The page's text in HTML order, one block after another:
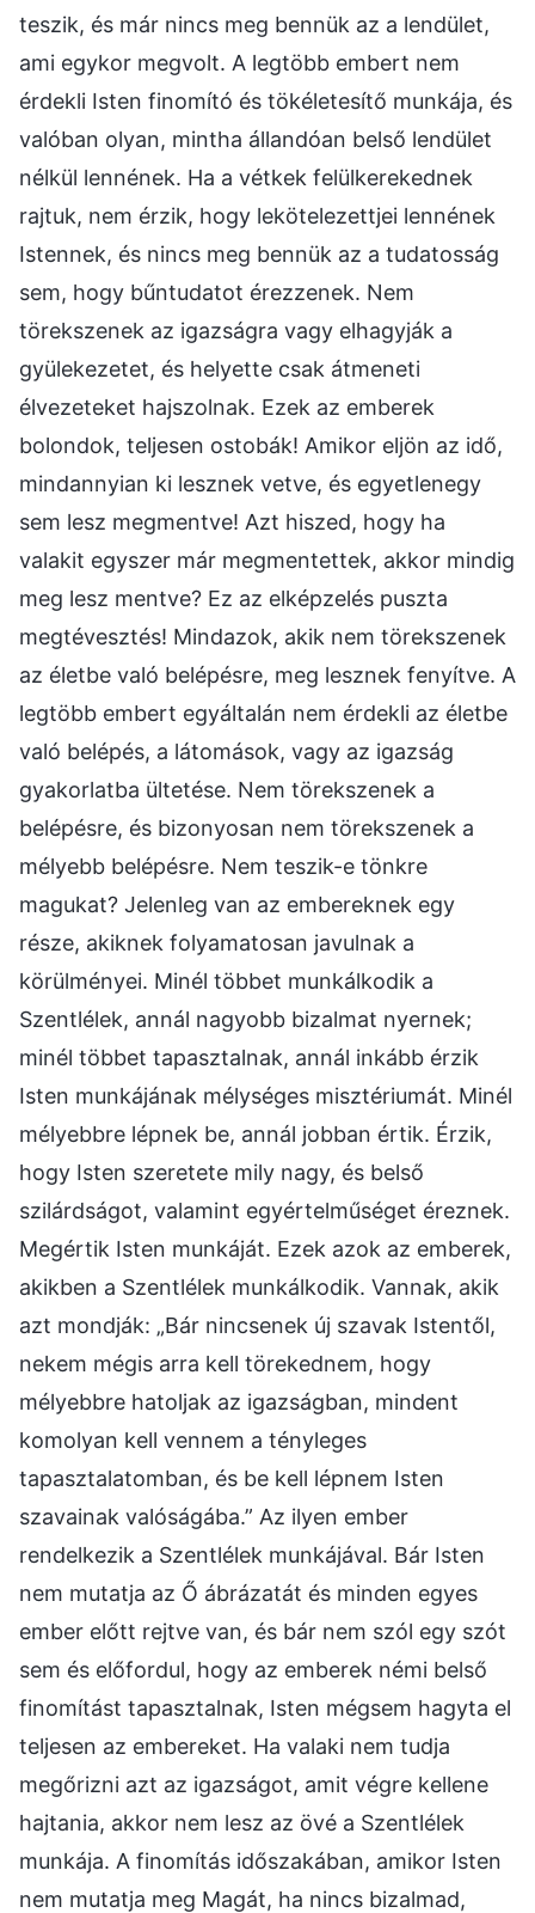
teszik, és már nincs meg bennük az a lendület,
ami egykor megvolt. A legtöbb embert nem
érdekli Isten finomító és tökéletesítő munkája, és
valóban olyan, mintha állandóan belső lendület
nélkül lennének. Ha a vétkek felülkerekednek
rajtuk, nem érzik, hogy lekötelezettjei lennének
Istennek, és nincs meg bennük az a tudatosság
sem, hogy bűntudatot érezzenek. Nem
törekszenek az igazságra vagy elhagyják a
gyülekezetet, és helyette csak átmeneti
élvezeteket hajszolnak. Ezek az emberek
bolondok, teljesen ostobák! Amikor eljön az idő,
mindannyian ki lesznek vetve, és egyetlenegy
sem lesz megmentve! Azt hiszed, hogy ha
valakit egyszer már megmentettek, akkor mindig
meg lesz mentve? Ez az elképzelés puszta
megtévesztés! Mindazok, akik nem törekszenek
az életbe való belépésre, meg lesznek fenyítve. A
legtöbb embert egyáltalán nem érdekli az életbe
való belépés, a látomások, vagy az igazság
gyakorlatba ültetése. Nem törekszenek a
belépésre, és bizonyosan nem törekszenek a
mélyebb belépésre. Nem teszik-e tönkre
magukat? Jelenleg van az embereknek egy
része, akiknek folyamatosan javulnak a
körülményei. Minél többet munkálkodik a
Szentlélek, annál nagyobb bizalmat nyernek;
minél többet tapasztalnak, annál inkább érzik
Isten munkájának mélységes misztériumát. Minél
mélyebbre lépnek be, annál jobban értik. Érzik,
hogy Isten szeretete mily nagy, és belső
szilárdságot, valamint egyértelműséget éreznek.
Megértik Isten munkáját. Ezek azok az emberek,
akikben a Szentlélek munkálkodik. Vannak, akik
azt mondják: „Bár nincsenek új szavak Istentől,
nekem mégis arra kell törekednem, hogy
mélyebbre hatoljak az igazságban, mindent
komolyan kell vennem a tényleges
tapasztalatomban, és be kell lépnem Isten
szavainak valóságába.” Az ilyen ember
rendelkezik a Szentlélek munkájával. Bár Isten
nem mutatja az Ő ábrázatát és minden egyes
ember előtt rejtve van, és bár nem szól egy szót
sem és előfordul, hogy az emberek némi belső
finomítást tapasztalnak, Isten mégsem hagyta el
teljesen az embereket. Ha valaki nem tudja
megőrizni azt az igazságot, amit végre kellene
hajtania, akkor nem lesz az övé a Szentlélek
munkája. A finomítás időszakában, amikor Isten
nem mutatja meg Magát, ha nincs bizalmad,